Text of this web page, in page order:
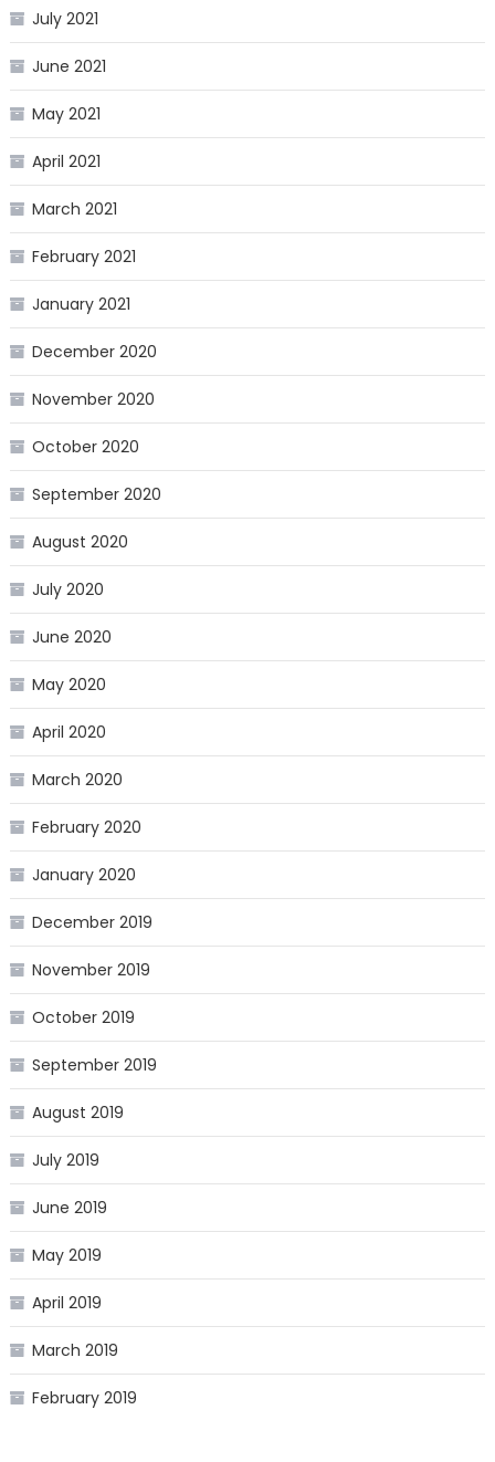
July 2021
June 2021
May 2021
April 2021
March 2021
February 2021
January 2021
December 2020
November 2020
October 2020
September 2020
August 2020
July 2020
June 2020
May 2020
April 2020
March 2020
February 2020
January 2020
December 2019
November 2019
October 2019
September 2019
August 2019
July 2019
June 2019
May 2019
April 2019
March 2019
February 2019